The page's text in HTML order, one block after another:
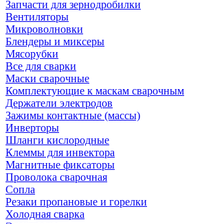
Запчасти для зернодробилки
Вентиляторы
Микроволновки
Блендеры и миксеры
Мясорубки
Все для сварки
Маски сварочные
Комплектующие к маскам сварочным
Держатели электродов
Зажимы контактные (массы)
Инверторы
Шланги кислородные
Клеммы для инвектора
Магнитные фиксаторы
Проволока сварочная
Сопла
Резаки пропановые и горелки
Холодная сварка